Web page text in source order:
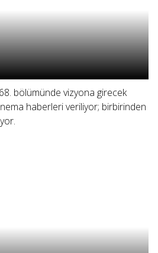
bölümünde vizyona girecek
haberleri veriliyor; birbirinden